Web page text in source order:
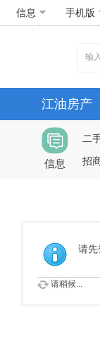
信息 手机版
江油房产
信息
二
招
请先
请稍候...